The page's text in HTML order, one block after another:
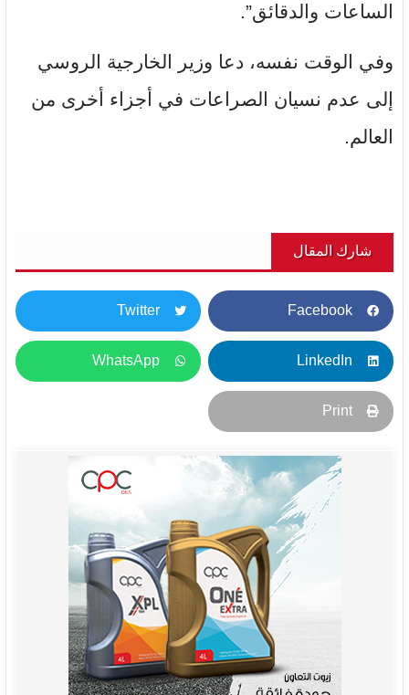
الساعات والدقائق”.
وفي الوقت نفسه، دعا وزير الخارجية الروسي
إلى عدم نسيان الصراعات في أجزاء أخرى من
العالم.
شارك المقال
Facebook
Twitter
LinkedIn
WhatsApp
Print